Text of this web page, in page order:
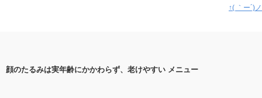
↑( ｀ー´)ノ
顔のたるみは実年齢にかかわらず、老けやすい メニュー